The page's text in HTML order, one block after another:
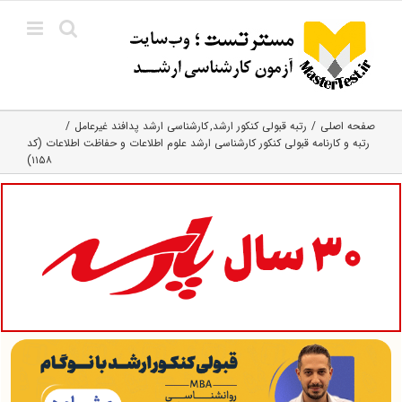
content
صفحه اصلی رتبه قبولی کنکور ارشد کارشناسی ارشد پدافند غیرعامل
رتبه و کارنامه قبولی کنکور کارشناسی ارشد علوم اطلاعات و حفاظت اطلاعات (کد
۱۱۵۸)